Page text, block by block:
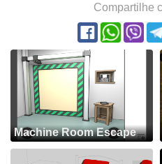
Compartilhe
Machine Room Escape